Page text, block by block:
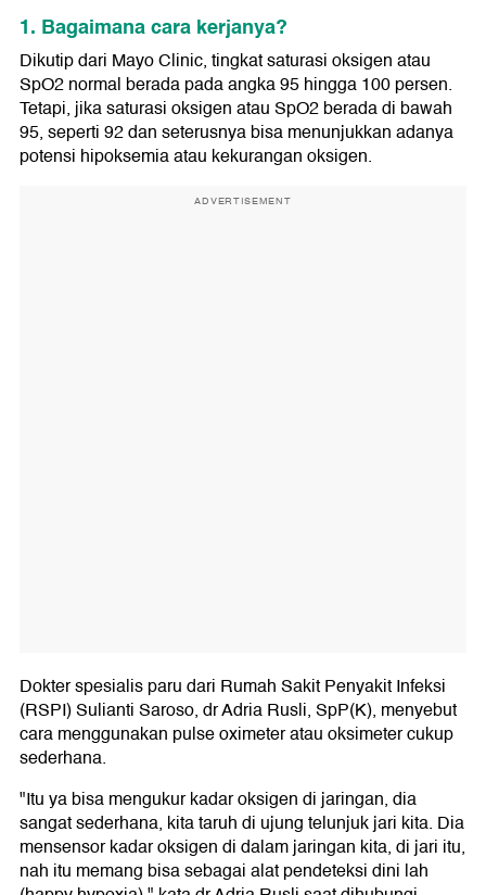
1. Bagaimana cara kerjanya?
Dikutip dari Mayo Clinic, tingkat saturasi oksigen atau
SpO2 normal berada pada angka 95 hingga 100 persen.
Tetapi, jika saturasi oksigen atau SpO2 berada di bawah
95, seperti 92 dan seterusnya bisa menunjukkan adanya
potensi hipoksemia atau kekurangan oksigen.
ADVERTISEMENT
Dokter spesialis paru dari Rumah Sakit Penyakit Infeksi
(RSPI) Sulianti Saroso, dr Adria Rusli, SpP(K), menyebut
cara menggunakan pulse oximeter atau oksimeter cukup
sederhana.
"Itu ya bisa mengukur kadar oksigen di jaringan, dia
sangat sederhana, kita taruh di ujung telunjuk jari kita. Dia
mensensor kadar oksigen di dalam jaringan kita, di jari itu,
nah itu memang bisa sebagai alat pendeteksi dini lah